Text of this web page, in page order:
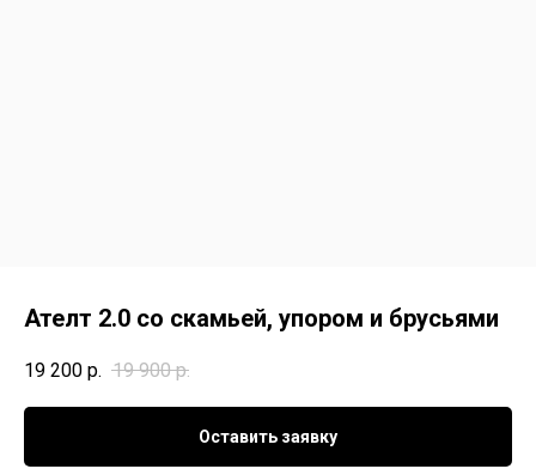
Ателт 2.0 со скамьей, упором и брусьями
19 200 р. 19 900 р.
Оставить заявку